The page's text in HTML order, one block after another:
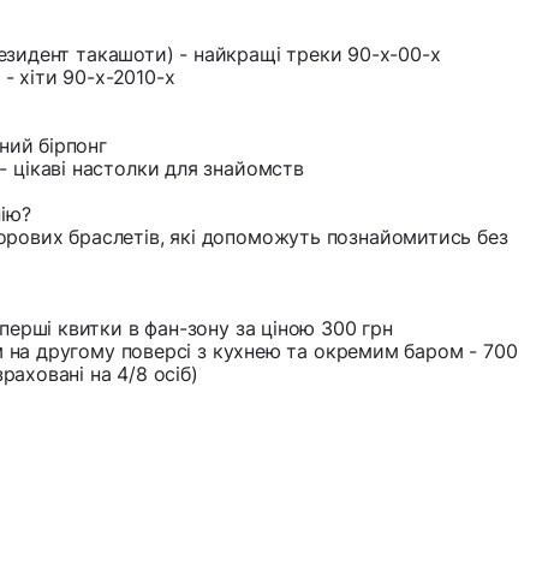
такашоти) - найкращі треки 90-х-00-х
хіти 90-х-2010-х
бірпонг
настолки для знайомств
браслетів, які допоможуть познайомитись без
квитки в фан-зону за ціною 300 грн
на другому поверсі з кухнею та окремим баром - 700
на 4/8 осіб)